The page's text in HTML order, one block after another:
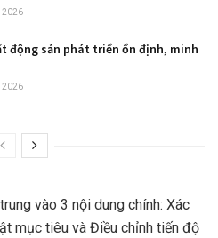
2026
động sản phát triển ổn định, minh
2026
vào 3 nội dung chính: Xác
mục tiêu và Điều chỉnh tiến độ